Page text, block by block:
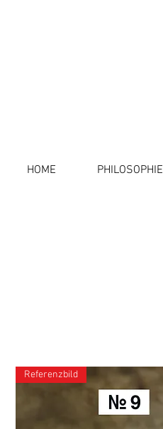
HOME PHILOSOPHIE
Referenzbild